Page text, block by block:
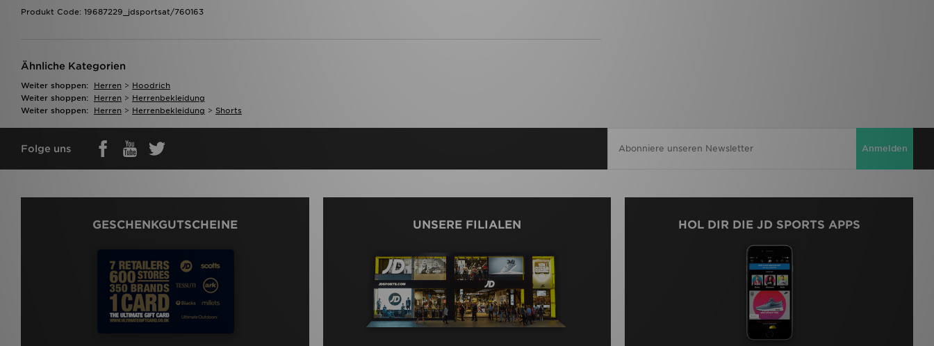
Produkt Code: 19687229_jdsportsat/760163
Ähnliche Kategorien
Weiter shoppen: Herren > Hoodrich
Weiter shoppen:
Herren > Herrenbekleidung
Weiter shoppen:
Herren > Herrenbekleidung > Shorts
Folge uns Anmelden
GESCHENKGUTSCHEINE UNSERE FILIALEN HOL DIR DIE JD SPORTS APPS